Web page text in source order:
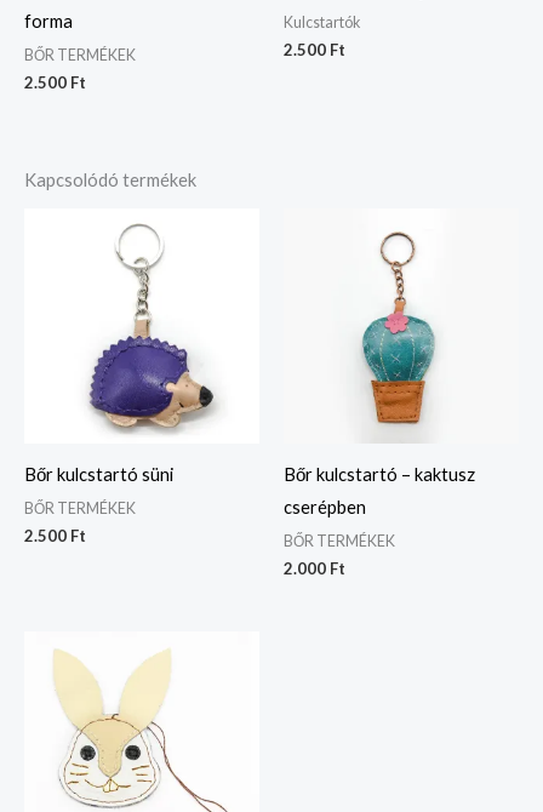
forma
BŐR TERMÉKEK
2.500 Ft
Kulcstartók
2.500 Ft
Kapcsolódó termékek
Bőr kulcstartó süni
BŐR TERMÉKEK
2.500 Ft
Bőr kulcstartó – kaktusz
cserépben
BŐR TERMÉKEK
2.000 Ft